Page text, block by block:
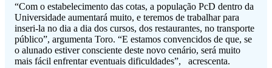
“Com o estabelecimento das cotas, a população PcD dentro da
Universidade aumentará muito, e teremos de trabalhar para
inseri-la no dia a dia dos cursos, dos restaurantes, no transporte
público”, argumenta Toro. “E estamos convencidos de que, se
o alunado estiver consciente deste novo cenário, será muito
mais fácil enfrentar eventuais dificuldades”, acrescenta.